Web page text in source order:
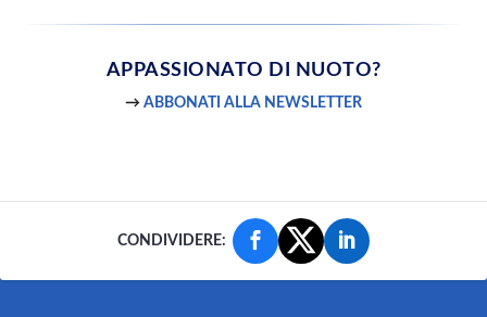
APPASSIONATO DI NUOTO?
→ ABBONATI ALLA NEWSLETTER
CONDIVIDERE: